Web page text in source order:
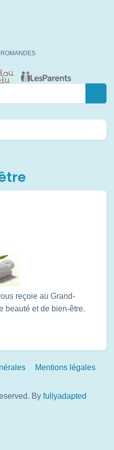
reçoie au Grand-
beauté et de bien-être.
Mentions légales
By fullyadapted